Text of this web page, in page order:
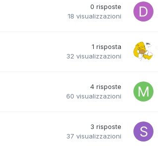
0 risposte
18 visualizzazioni
1 risposta
32 visualizzazioni
4 risposte
60 visualizzazioni
3 risposte
37 visualizzazioni